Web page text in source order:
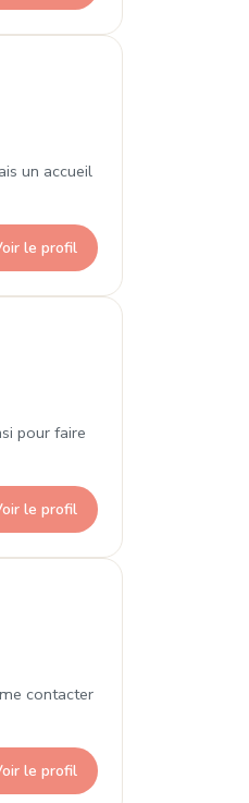
un accueil
le profil
pour faire
le profil
contacter
le profil